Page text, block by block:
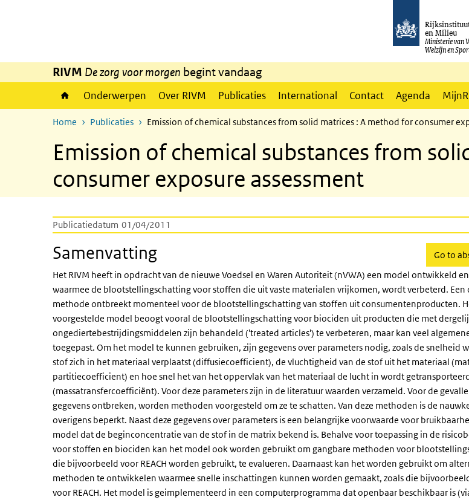
en Milieu
Ministerie van
Welzijn en
RIVM De zorg voor morgen begint vandaag
Onderwerpen Over RIVM Publicaties International Contact Agenda
Home Publicaties Emission of chemical substances from solid matrices : A method for consumer
Emission of chemical substances from
consumer exposure assessment
Publicatiedatum 01/04/2011
Go to
Samenvatting
Het RIVM heeft in opdracht van de nieuwe Voedsel en Waren Autoriteit (nVWA) een model ontwikkeld
waarmee de blootstellingschatting voor stoffen die uit vaste materialen vrijkomen, wordt verbeterd. Een
methode ontbreekt momenteel voor de blootstellingschatting van stoffen uit consumentenproducten.
voorgestelde model beoogt vooral de blootstellingschatting voor biociden uit producten die met
ongediertebestrijdingsmiddelen zijn behandeld ('treated articles') te verbeteren, maar kan veel
toegepast. Om het model te kunnen gebruiken, zijn gegevens over parameters nodig, zoals de snelheid
stof zich in het materiaal verplaatst (diffusiecoefficient), de vluchtigheid van de stof uit het materiaal
partitiecoefficient) en hoe snel het van het oppervlak van het materiaal de lucht in wordt
(massatransfercoefficiënt). Voor deze parameters zijn in de literatuur waarden verzameld. Voor de
gegevens ontbreken, worden methoden voorgesteld om ze te schatten. Van deze methoden is de
overigens beperkt. Naast deze gegevens over parameters is een belangrijke voorwaarde voor
model dat de beginconcentratie van de stof in de matrix bekend is. Behalve voor toepassing in de
voor stoffen en biociden kan het model ook worden gebruikt om gangbare methoden voor
die bijvoorbeeld voor REACH worden gebruikt, te evalueren. Daarnaast kan het worden gebruikt om
methoden te ontwikkelen waarmee snelle inschattingen kunnen worden gemaakt, zoals die
voor REACH. Het model is geimplementeerd in een computerprogramma dat openbaar beschikbaar is